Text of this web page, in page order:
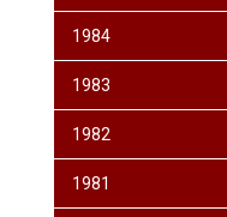
1984
1983
1982
1981